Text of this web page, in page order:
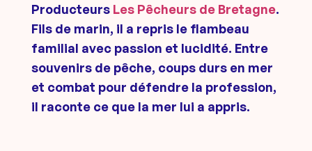
Producteurs Les Pêcheurs de Bretagne.
Fils de marin, il a repris le flambeau
familial avec passion et lucidité. Entre
souvenirs de pêche, coups durs en mer
et combat pour défendre la profession,
il raconte ce que la mer lui a appris.